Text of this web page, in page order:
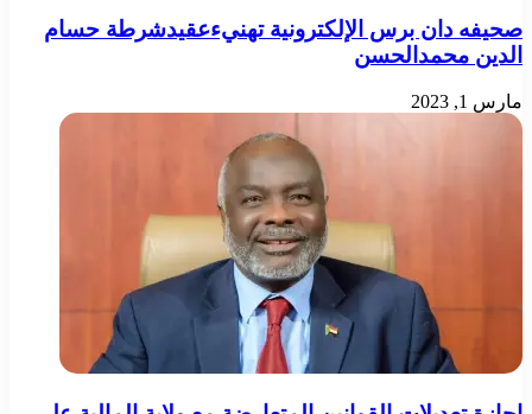
صحيفه دان برس الإلكترونية تهنيءعقيدشرطة حسام
الدين محمدالحسن
مارس 1, 2023